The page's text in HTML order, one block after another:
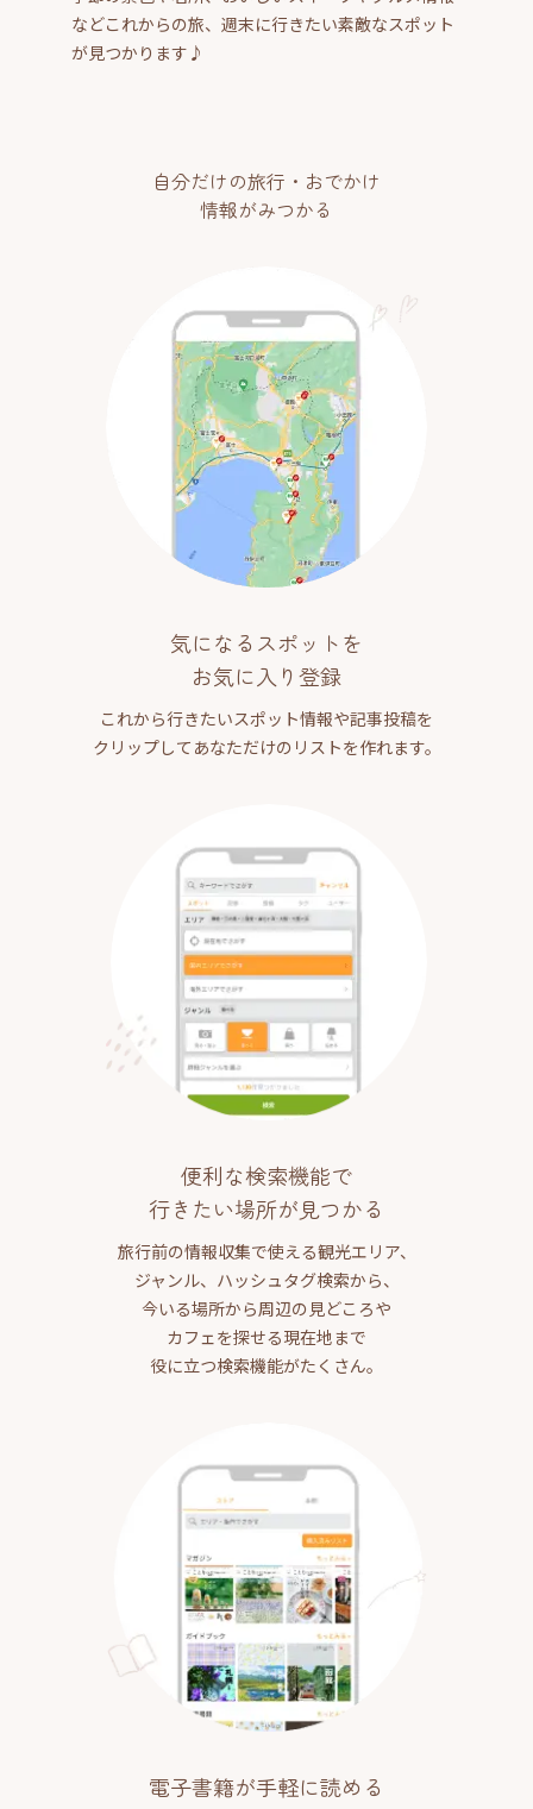
などこれからの旅、週末に行きたい素敵なスポット
が見つかります♪
自分だけの旅行・おでかけ
情報がみつかる
気になるスポットを
お気に入り登録
これから行きたいスポット情報や記事投稿を
クリップしてあなただけのリストを作れます。
便利な検索機能で
行きたい場所が見つかる
旅行前の情報収集で使える観光エリア、
ジャンル、ハッシュタグ検索から、
今いる場所から周辺の見どころや
カフェを探せる現在地まで
役に立つ検索機能がたくさん。
電子書籍が手軽に読める